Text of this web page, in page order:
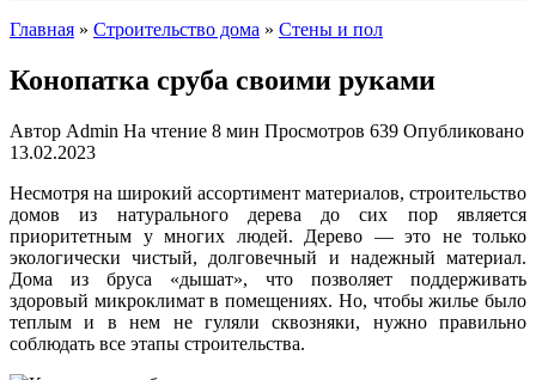
Главная » Строительство дома » Стены и пол
Конопатка сруба своими руками
Автор Admin На чтение 8 мин Просмотров 639 Опубликовано
13.02.2023
Несмотря на широкий ассортимент материалов, строительство
домов из натурального дерева до сих пор является
приоритетным у многих людей. Дерево — это не только
экологически чистый, долговечный и надежный материал.
Дома из бруса «дышат», что позволяет поддерживать
здоровый микроклимат в помещениях. Но, чтобы жилье было
теплым и в нем не гуляли сквозняки, нужно правильно
соблюдать все этапы строительства.